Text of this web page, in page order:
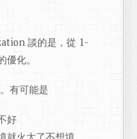
談的是，從 1-
化。
有可能是
好